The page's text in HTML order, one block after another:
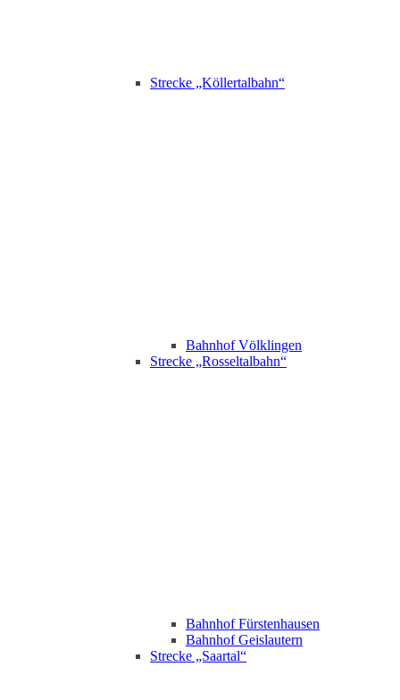
Strecke „Köllertalbahn“
Bahnhof Völklingen
Strecke „Rosseltalbahn“
Bahnhof Fürstenhausen
Bahnhof Geislautern
Strecke „Saartal“